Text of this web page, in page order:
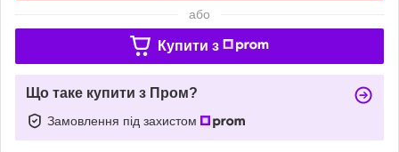
або
Купити з
Що таке купити з Пром?
Замовлення під захистом